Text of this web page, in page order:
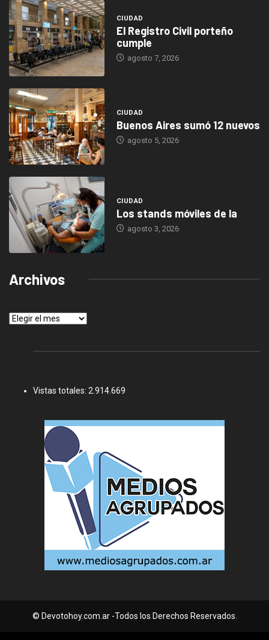
CIUDAD
El Registro Civil porteño
cumple
agosto 7, 2026
CIUDAD
Buenos Aires sumó 12 nuevos
agosto 5, 2026
CIUDAD
Los stands móviles de la
agosto 3, 2026
Archivos
Archivos
Vistas totales: 2.914.669
© Devotohoy.com.ar -Todos los Derechos Reservados.